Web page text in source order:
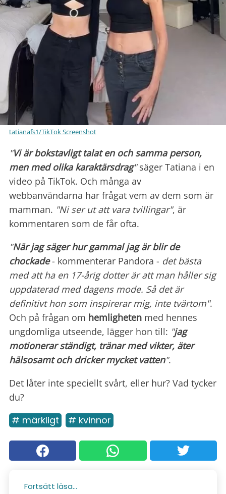
tatianafs1/TikTok Screenshot
"Vi är bokstavligt talat en och samma person,
men med olika karaktärsdrag"säger Tatiana i en
video på TikTok. Och många av
webbanvändarna har frågat vem av dem som är
mamman. "Ni ser ut att vara tvillingar", är
kommentaren som de får ofta.
"När jag säger hur gammal jag är blir de
chockade- kommenterar Pandora - det bästa
med att ha en 17-årig dotter är att man håller sig
uppdaterad med dagens mode. Så det är
definitivt hon som inspirerar mig, inte tvärtom".
Och på frågan om hemligheten med hennes
ungdomliga utseende, lägger hon till: "jag
motionerar ständigt, tränar med vikter, äter
hälsosamt och dricker mycket vatten".
Det låter inte speciellt svårt, eller hur? Vad tycker
du?
# märkligt # kvinnor
Fortsätt läsa...